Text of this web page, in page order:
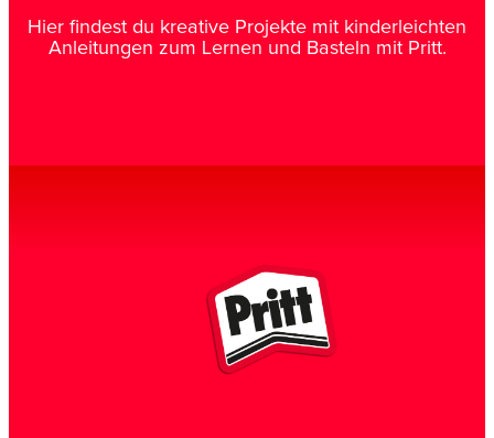
Hier findest du kreative Projekte mit kinderleichten
Anleitungen zum Lernen und Basteln mit Pritt.